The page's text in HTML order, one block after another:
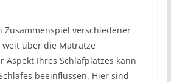
Zusammenspiel verschiedener
über die Matratze
Aspekt Ihres Schlafplatzes kann
beeinflussen. Hier sind